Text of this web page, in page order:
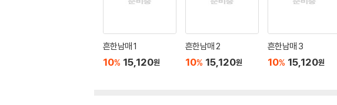
흔한남매 1
10% 15,120원
흔한남매 2
10% 15,120원
흔한남매 3
10% 15,120원